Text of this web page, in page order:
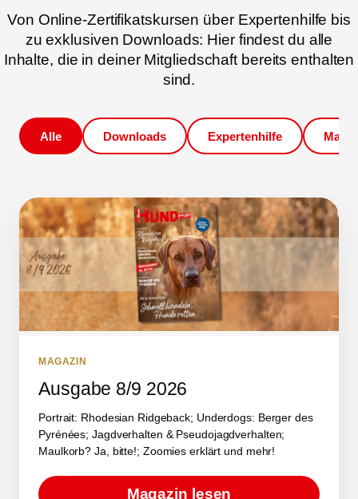
Von Online-Zertifikatskursen über Expertenhilfe bis
zu exklusiven Downloads: Hier findest du alle
Inhalte, die in deiner Mitgliedschaft bereits enthalten
sind.
Alle Downloads Expertenhilfe
MAGAZIN
Ausgabe 8/9 2026
Portrait: Rhodesian Ridgeback; Underdogs: Berger des
Pyrénées; Jagdverhalten & Pseudojagdverhalten;
Maulkorb? Ja, bitte!; Zoomies erklärt und mehr!
Magazin lesen